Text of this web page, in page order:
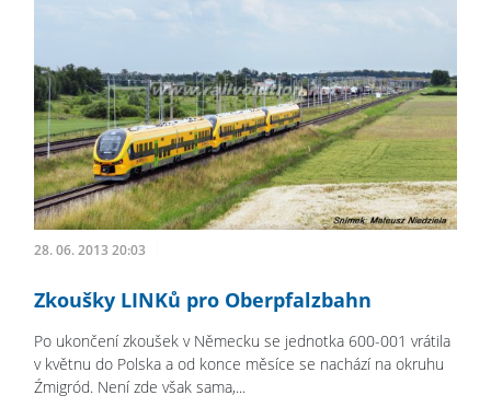
28. 06. 2013 20:03
Zkoušky LINKů pro Oberpfalzbahn
Po ukončení zkoušek v Německu se jednotka 600-001 vrátila
v květnu do Polska a od konce měsíce se nachází na okruhu
Źmigród. Není zde však sama,...